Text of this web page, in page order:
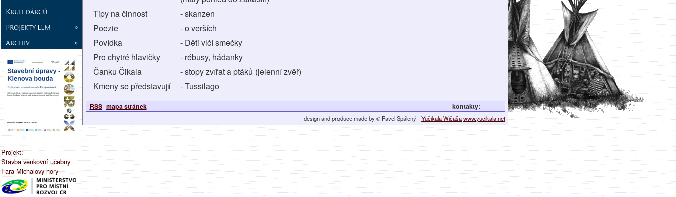
Kruh dárců
Projekty LLM
»
Archiv
»
Projekt:
Stavba venkovní učebny
Fara Michalovy hory
Tipy na činnost
- skanzen
Poezie
- o verších
Povídka
- Děti vlčí smečky
Pro chytré hlavičky
- rébusy, hádanky
Čanku Čikala
- stopy zvířat a ptáků (jelenní zvěř)
Kmeny se představují
- Tussilago
RSS mapa stránek kontakty:
design and produce made by © Pavel Spálený -Yučikala Wičašawww.yucikala.net